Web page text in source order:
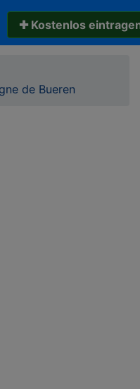
✚ Kostenlos
de Bueren